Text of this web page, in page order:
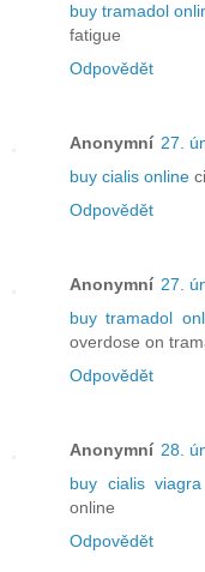
buy tramadol
fatigue
Odpovědět
Anonymní 27.
buy cialis online
Odpovědět
Anonymní 27.
buy tramadol
overdose on
Odpovědět
Anonymní 28.
buy cialis viagra
online
Odpovědět